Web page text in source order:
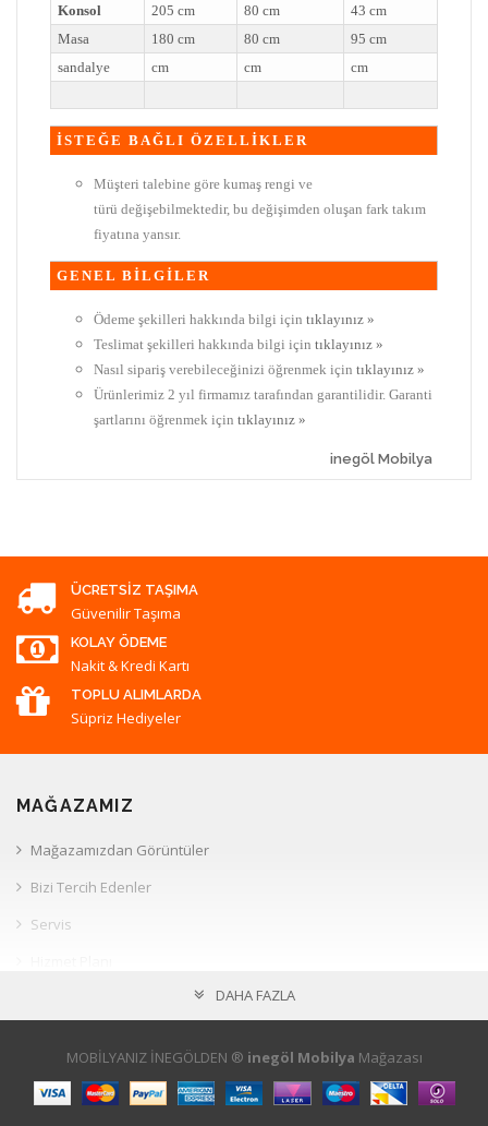
Konsol
205 cm 80 cm
43 cm
Masa
180 cm 80 cm
95 cm
sandalye
cm cm cm
İSTEĞE BAĞLI ÖZELLİKLER
Müşteri talebine göre kumaş rengi ve
türü değişebilmektedir, bu değişimden oluşan fark takım
fiyatına yansır.
GENEL BİLGİLER
Ödeme şekilleri hakkında bilgi için tıklayınız »
Teslimat şekilleri hakkında bilgi için tıklayınız »
Nasıl sipariş verebileceğinizi öğrenmek için tıklayınız »
Ürünlerimiz 2 yıl firmamız tarafından garantilidir. Garanti
şartlarını öğrenmek için tıklayınız »
inegöl Mobilya
ÜCRETSIZ TAŞIMA
Güvenilir Taşıma
KOLAY ÖDEME
Nakit & Kredi Kartı
TOPLU ALIMLARDA
Süpriz Hediyeler
MAĞAZAMIZ
Mağazamızdan Görüntüler
Bizi Tercih Edenler
Servis
Hesabım
DAHA FAZLA
MOBİLYANIZ İNEGÖLDEN ® inegöl Mobilya Mağazası